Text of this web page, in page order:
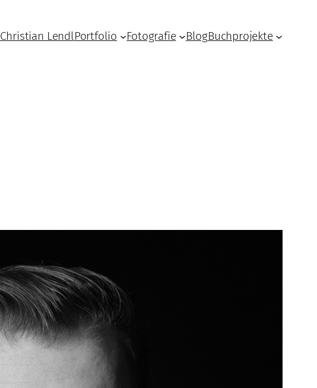
Christian LendlPortfolio Fotografie BlogBuchprojekte